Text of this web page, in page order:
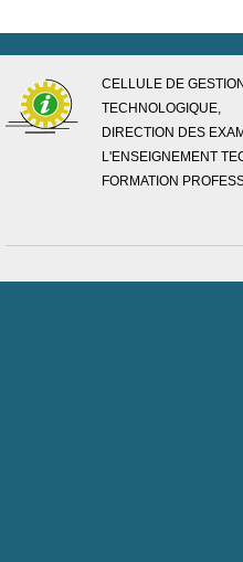
CELLULE DE
TECHNOLOGIQUE,
DIRECTION DES
L'ENSEIGNEMENT
FORMATION